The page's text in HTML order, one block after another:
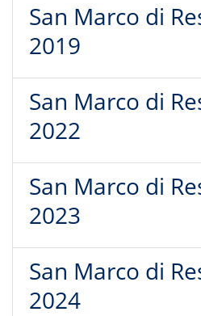
San Marco di
2019
San Marco di
2022
San Marco di
2023
San Marco di
2024